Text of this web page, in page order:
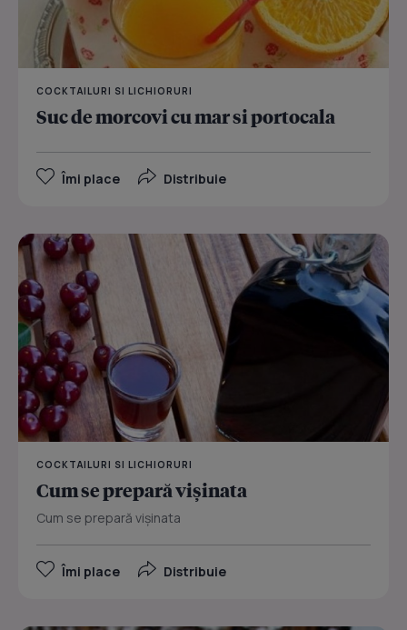
COCKTAILURI SI LICHIORURI
Suc de morcovi cu mar si portocala
Îmi place Distribuie
COCKTAILURI SI LICHIORURI
Cum se prepară vișinata
Cum se prepară vișinata
Îmi place Distribuie